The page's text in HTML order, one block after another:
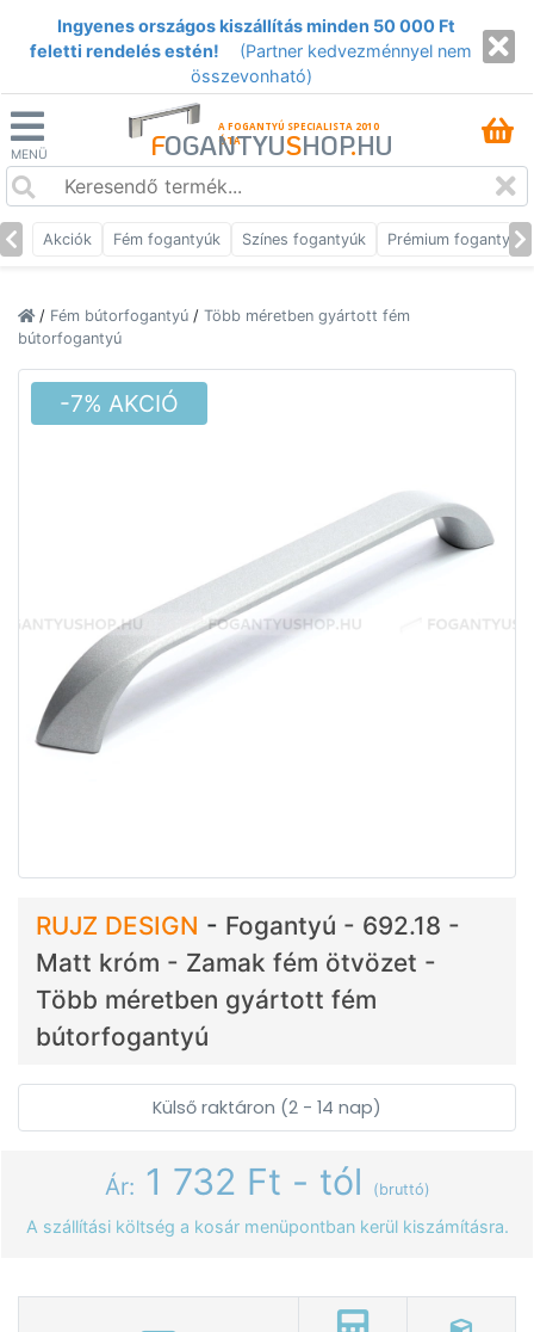
Ingyenes országos kiszállítás minden 50 000 Ft
feletti rendelés estén!
(Partner kedvezménnyel nem
összevonható)
MENÜ
A FOGANTYÚ SPECIALISTA 2010
ÓTA
FOGANTYUSHOP.HU
Akciók Fém fogantyúk Színes fogantyúk Prémium fogantyúk
/ Fém bútorfogantyú / Több méretben gyártott fém
bútorfogantyú
-7% AKCIÓ
RUJZ DESIGN - Fogantyú - 692.18 -
Matt króm - Zamak fém ötvözet -
Több méretben gyártott fém
bútorfogantyú
Külső raktáron (2 - 14 nap)
Ár: 1 732 Ft - tól (bruttó)
A szállítási költség a kosár menüpontban kerül kiszámításra.